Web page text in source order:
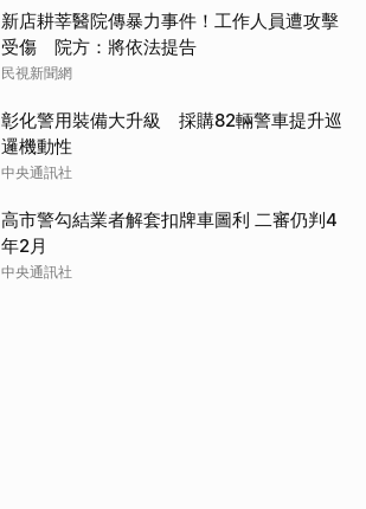
新店耕莘醫院傳暴力事件！工作人員遭攻擊
受傷 院方：將依法提告
民視新聞網
彰化警用裝備大升級 採購82輛警車提升巡
邏機動性
中央通訊社
高市警勾結業者解套扣牌車圖利 二審仍判4
年2月
中央通訊社